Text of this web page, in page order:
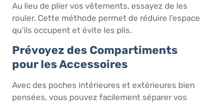
Au lieu de plier vos vêtements, essayez de les
rouler. Cette méthode permet de réduire l’espace
qu’ils occupent et évite les plis.
Prévoyez des Compartiments
pour les Accessoires
Avec des poches intérieures et extérieures bien
pensées, vous pouvez facilement séparer vos